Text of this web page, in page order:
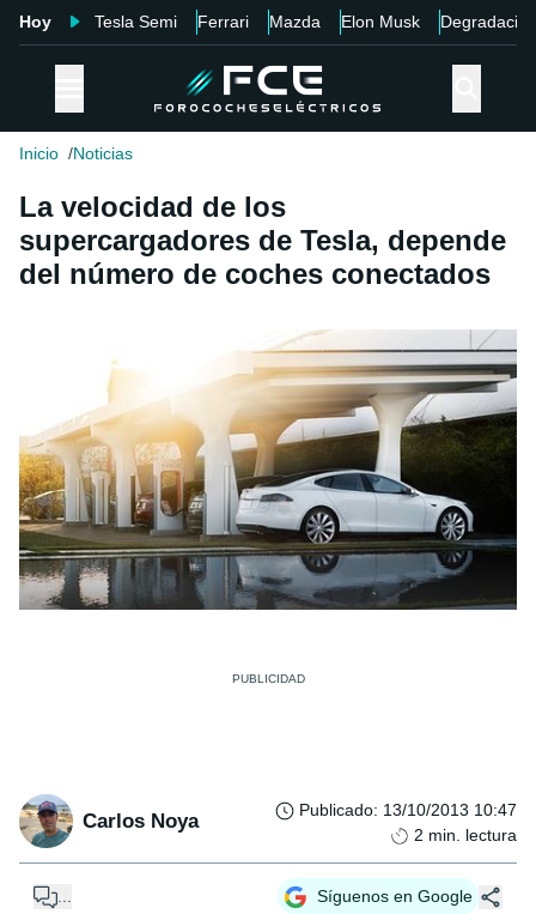
Hoy Tesla Semi Ferrari Mazda Elon Musk Degradación
Inicio Noticias
La velocidad de los
supercargadores de Tesla, depende
del número de coches conectados
Carlos Noya Publicado: 13/10/2013 10:47
2 min. lectura
... Síguenos en Google